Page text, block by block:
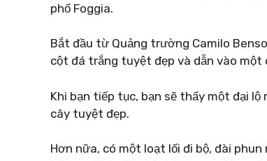
phố Foggia.
Bắt đầu từ Quảng trường Camilo
cột đá trắng tuyệt đẹp và dẫn vào
Khi bạn tiếp tục, bạn sẽ thấy một đại
cây tuyệt đẹp.
Hơn nữa, có một loạt lối đi bộ, đài